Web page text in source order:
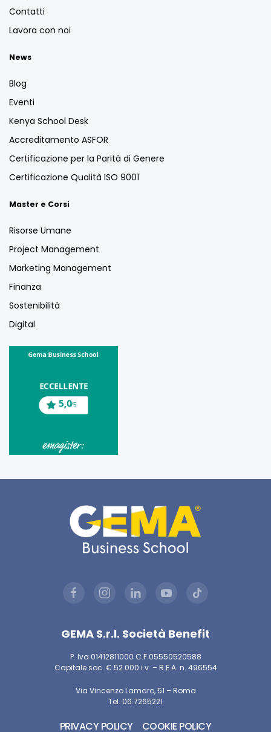
Contatti
Lavora con noi
News
Blog
Eventi
Kenya School Desk
Accreditamento ASFOR
Certificazione per la Parità di Genere
Certificazione Qualità ISO 9001
Master e Corsi
Risorse Umane
Project Management
Marketing Management
Finanza
Sostenibilità
Digital
GEMA S.r.l. Società Benefit
P. Iva 01412811000 C.F.05550520588
Capitale soc. € 52.000 i.v. – R.E.A. n. 496554
Via Vincenzo Lamaro, 51 – Roma
Tel. 06.7265221
PRIVACY POLICY COOKIE POLICY